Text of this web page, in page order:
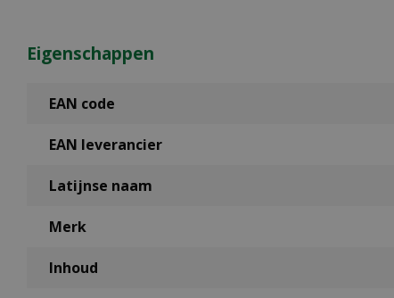
Eigenschappen
EAN code
EAN leverancier
Latijnse naam
Merk
Inhoud